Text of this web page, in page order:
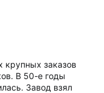
заказов
В 50-е годы
Завод взял